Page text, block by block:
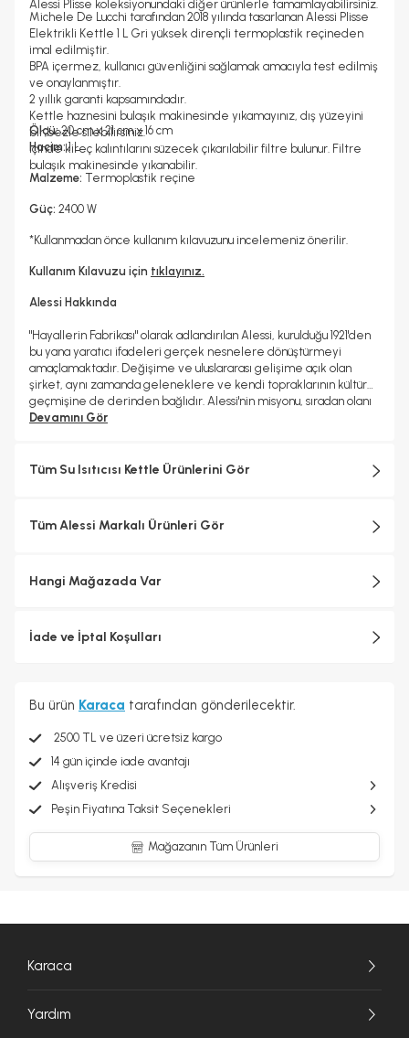
Alessi Plisse koleksiyonundaki diğer ürünlerle tamamlayabilirsiniz.
Michele De Lucchi tarafından 2018 yılında tasarlanan Alessi Plisse
Elektrikli Kettle 1 L Gri yüksek dirençli termoplastik reçineden
imal edilmiştir.
BPA içermez, kullanıcı güvenliğini sağlamak amacıyla test edilmiş
ve onaylanmıştır.
2 yıllık garanti kapsamındadır.
Kettle haznesini bulaşık makinesinde yıkamayınız, dış yüzeyini
bir bezle silebilirsiniz.
İçinde kireç kalıntılarını süzecek çıkarılabilir filtre bulunur. Filtre
bulaşık makinesinde yıkanabilir.
Ölçü:20 cm x 21 cm x 16 cm
Hacim:1 L
Malzeme: Termoplastik reçine
Güç: 2400 W
*Kullanmadan önce kullanım kılavuzunu incelemeniz önerilir.
Kullanım Kılavuzu için tıklayınız.
Alessi Hakkında
"Hayallerin Fabrikası" olarak adlandırılan Alessi, kurulduğu 1921'den
bu yana yaratıcı ifadeleri gerçek nesnelere dönüştürmeyi
amaçlamaktadır. Değişime ve uluslararası gelişime açık olan
şirket, aynı zamanda geleneklere ve kendi topraklarının kültürel
geçmişine de derinden bağlıdır. Alessi'nin misyonu, sıradan olanı
olağanüstü kılarken estetik, işlevsellik ve kalitenin kültürel ve
yetenekli ustalar tarafından İtalya'da üretilmektedir. Tasarım
sürecinde endüstriyel üretimin teknolojik karmaşıklığı ile
uygulanmaktadır.
Devamını Gör
Tüm Su Isıtıcısı Kettle Ürünlerini Gör
Tüm Alessi Markalı Ürünleri Gör
Hangi Mağazada Var
İade ve İptal Koşulları
Bu ürün Karaca tarafından gönderilecektir.
2500 TL ve üzeri ücretsiz kargo
14 gün içinde iade avantajı
Alışveriş Kredisi
Peşin Fiyatına Taksit Seçenekleri
Mağazanın Tüm Ürünleri
Karaca
Yardım